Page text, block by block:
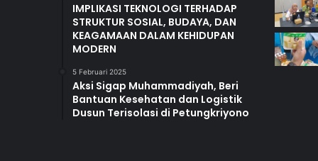
IMPLIKASI TEKNOLOGI TERHADAP
STRUKTUR SOSIAL, BUDAYA, DAN
KEAGAMAAN DALAM KEHIDUPAN
MODERN
5 Februari 2025
Aksi Sigap Muhammadiyah, Beri
Bantuan Kesehatan dan Logistik
Dusun Terisolasi di Petungkriyono